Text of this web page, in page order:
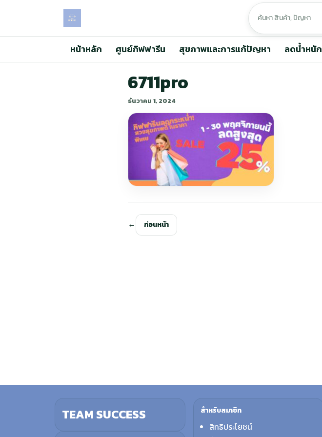
หน้าหลัก ศูนย์กิฟฟารีน สุขภาพและการแก้ปัญหา ลดน้ำหนัก
6711pro
ธันวาคม 1, 2024
ก่อนหน้า
TEAM SUCCESS สำหรับสมาชิก
สิทธิประโยชน์